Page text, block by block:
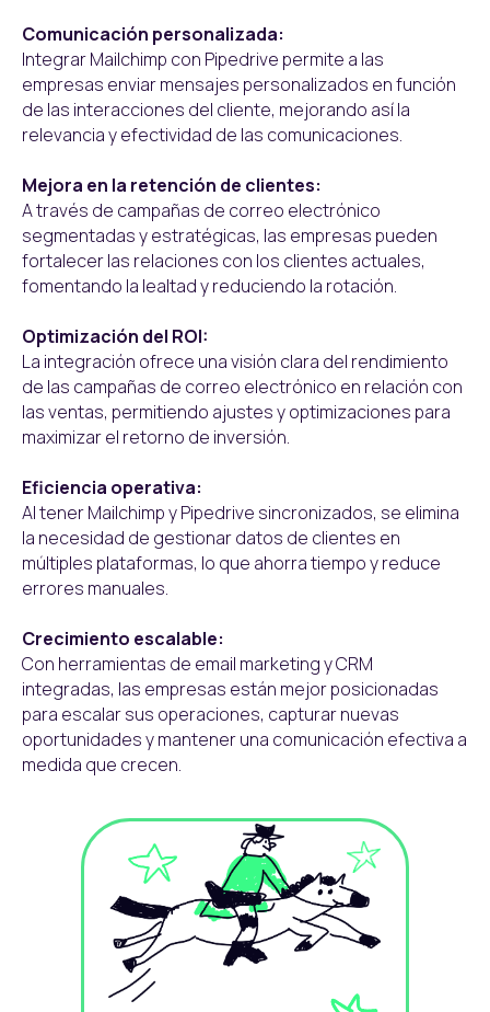
Comunicación personalizada:
Integrar Mailchimp con Pipedrive permite a las
empresas enviar mensajes personalizados en función
de las interacciones del cliente, mejorando así la
relevancia y efectividad de las comunicaciones.
Mejora en la retención de clientes:
A través de campañas de correo electrónico
segmentadas y estratégicas, las empresas pueden
fortalecer las relaciones con los clientes actuales,
fomentando la lealtad y reduciendo la rotación.
Optimización del ROI:
La integración ofrece una visión clara del rendimiento
de las campañas de correo electrónico en relación con
las ventas, permitiendo ajustes y optimizaciones para
maximizar el retorno de inversión.
Eficiencia operativa:
Al tener Mailchimp y Pipedrive sincronizados, se elimina
la necesidad de gestionar datos de clientes en
múltiples plataformas, lo que ahorra tiempo y reduce
errores manuales.
Crecimiento escalable:
Con herramientas de email marketing y CRM
integradas, las empresas están mejor posicionadas
para escalar sus operaciones, capturar nuevas
oportunidades y mantener una comunicación efectiva a
medida que crecen.